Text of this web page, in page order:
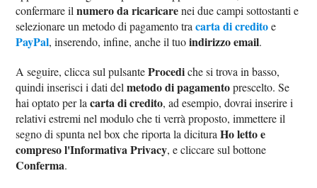
confermare ilnumero da ricaricarenei due campi sottostanti e
selezionare un metodo di pagamento tracarta di creditoe
PayPal, inserendo, infine, anche il tuoindirizzo email.
A seguire, clicca sul pulsanteProcediche si trova in basso,
quindi inserisci i dati delmetodo di pagamentoprescelto. Se
hai optato per lacarta di credito, ad esempio, dovrai inserire i
relativi estremi nel modulo che ti verrà proposto, immettere il
segno di spunta nel box che riporta la dicituraHo letto e
compreso l'Informativa Privacy, e cliccare sul bottone
Conferma.